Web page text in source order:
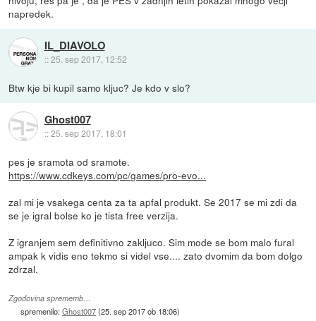
napredek.
IL_DIAVOLO
::25. sep 2017, 12:52
Btw kje bi kupil samo kljuc? Je kdo v slo?
Ghost007
::25. sep 2017, 18:01
pes je sramota od sramote.
https://www.cdkeys.com/pc/games/pro-evo...
zal mi je vsakega centa za ta apfal produkt. Se 2017 se mi zdi da
se je igral bolse ko je tista free verzija.
Z igranjem sem definitivno zakljuco. Sim mode se bom malo fural
ampak k vidis eno tekmo si videl vse.... zato dvomim da bom dolgo
zdrzal.
Zgodovina sprememb…
spremenilo:Ghost007(25. sep 2017 ob 18:06)